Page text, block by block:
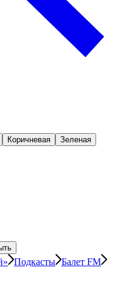
Коричневая Зеленая
Подкасты Балет FM